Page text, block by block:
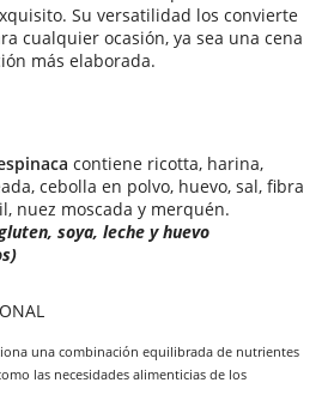
Su versatilidad los convierte
cualquier ocasión, ya sea una cena
más elaborada.
contiene ricotta, harina,
cebolla en polvo, huevo, sal, fibra
nuez moscada y merquén.
soya, leche y huevo
una combinación equilibrada de nutrientes
las necesidades alimenticias de los